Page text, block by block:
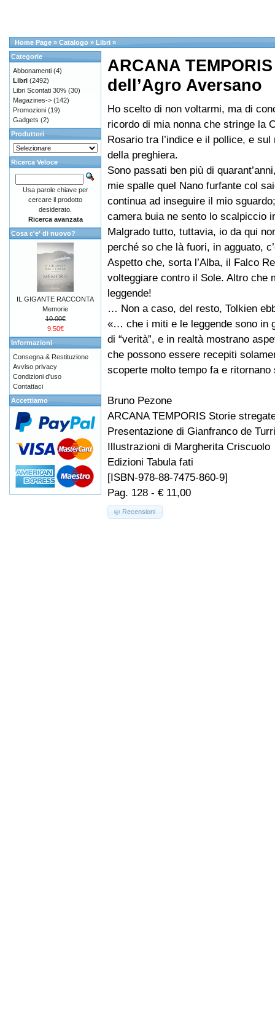
Home Page » Catalogo » Libri »
ARCANA
dell’Agro Aversano
Ho scelto di non voltarmi, ma di
ricordo di mia nonna che stringe la
Rosario tra l’indice e il pollice, e sul
della preghiera.
Sono passati ben più di
mie spalle quel Nano furfante col
continua ad inseguire il mio
camera buia ne sento lo scalpiccio
Malgrado tutto, tuttavia, io da qui
perché so che là fuori, in agguato,
Aspetto che, sorta l’Alba, il Falco
volteggiare contro il Sole. Altro che
leggende!
… Non a caso, del resto, Tolkien
«… che i miti e le leggende sono in
di “verità”, e in realtà mostrano
che possono essere recepiti
scoperte molto tempo fa e ritornano
Bruno Pezone
ARCANA TEMPORIS Storie
Presentazione di Gianfranco de
Illustrazioni di Margherita Criscuolo
Edizioni Tabula fati
[ISBN-978-88-7475-860-9]
Pag. 128 - € 11,00
Recensioni
Categorie
Abbonamenti (4)
Libri (2492)
Libri Scontati 30% (30)
Magazines-> (142)
Promozioni (19)
Gadgets (2)
Produttori
Ricerca Veloce
Usa parole chiave per
cercare il prodotto
desiderato.
Ricerca avanzata
Cosa c'e' di nuovo?
IL GIGANTE RACCONTA
Memorie
10.00€
9.50€
Informazioni
Consegna & Restituzione
Avviso privacy
Condizioni d'uso
Contattaci
Accettiamo